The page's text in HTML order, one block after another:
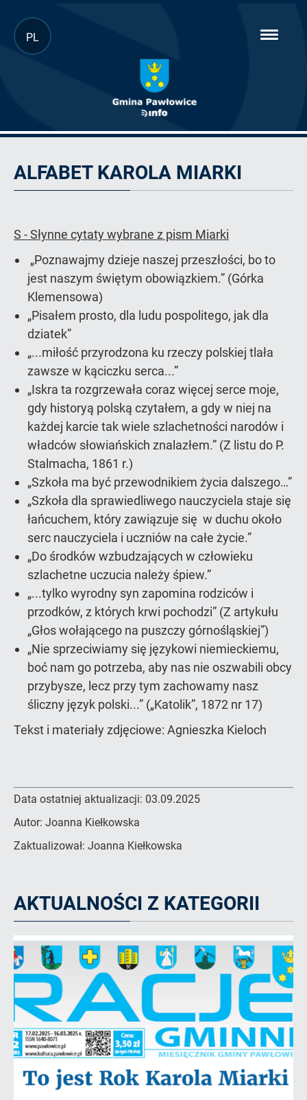
Przejdź
do
PL
ALFABET KAROLA MIARKI
S - Słynne cytaty wybrane z pism Miarki
„Poznawajmy dzieje naszej przeszłości, bo to
jest naszym świętym obowiązkiem.” (Górka
Klemensowa)
„Pisałem prosto, dla ludu pospolitego, jak dla
dziatek”
„...miłość przyrodzona ku rzeczy polskiej tlała
zawsze w kąciczku serca...”
„Iskra ta rozgrzewała coraz więcej serce moje,
gdy historyą polską czytałem, a gdy w niej na
każdej karcie tak wiele szlachetności narodów i
władców słowiańskich znalazłem.” (Z listu do P.
Stalmacha, 1861 r.)
„Szkoła ma być przewodnikiem życia dalszego…”
„Szkoła dla sprawiedliwego nauczyciela staje się
łańcuchem, który zawiązuje się w duchu około
serc nauczyciela i uczniów na całe życie.”
„Do środków wzbudzających w człowieku
szlachetne uczucia należy śpiew.”
„...tylko wyrodny syn zapomina rodziców i
przodków, z których krwi pochodzi” (Z artykułu
„Głos wołającego na puszczy górnośląskiej”)
„Nie sprzeciwiamy się językowi niemieckiemu,
boć nam go potrzeba, aby nas nie oszwabili obcy
przybysze, lecz przy tym zachowamy nasz
śliczny język polski...” („Katolik”, 1872 nr 17)
Tekst i materiały zdjęciowe: Agnieszka Kieloch
Data ostatniej aktualizacji: 03.09.2025
Autor: Joanna Kiełkowska
Zaktualizował: Joanna Kiełkowska
AKTUALNOŚCI Z KATEGORII